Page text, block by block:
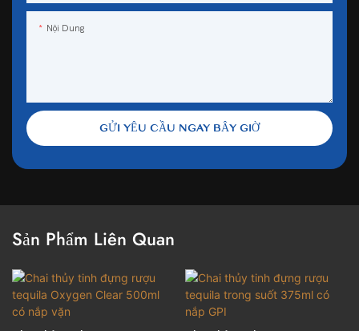
Nội Dung
GỬI YÊU CẦU NGAY BÂY GIỜ
Sản Phẩm Liên Quan